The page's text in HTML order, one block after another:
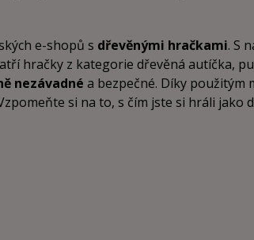
e-shopů s dřevěnými hračkami. S
hračky z kategorie dřevěná autíčka,
nezávadné a bezpečné. Díky použitým
si na to, s čím jste si hráli jako